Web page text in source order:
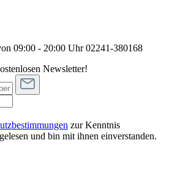
09:00 - 20:00 Uhr 02241-380168
Newsletter!
zur Kenntnis
gelesen und bin mit ihnen einverstanden.